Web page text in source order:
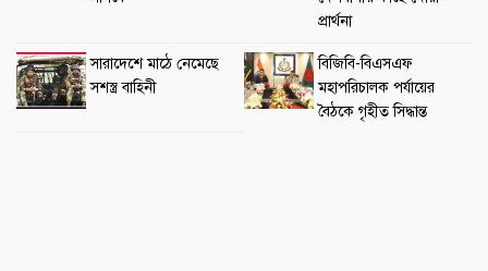
প্রার্থনা
সারাদেশে মাঠে নেমেছে
সশস্ত্র বাহিনী
বিজিবি-বিএসএফ
মহাপরিচালক পর্যায়ের
বৈঠকে গৃহীত সিদ্ধান্ত